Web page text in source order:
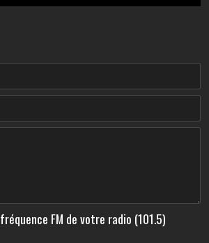
FM de votre radio (101.5)